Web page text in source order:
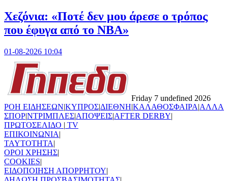
Χεζόνια: «Ποτέ δεν μου άρεσε ο τρόπος
που έφυγα από το NBA»
01-08-2026 10:04
Friday 7 undefined 2026
ΡΟΗ ΕΙΔΗΣΕΩΝ|ΚΥΠΡΟΣ|ΔΙΕΘΝΗ|ΚΑΛΑΘΟΣΦΑΙΡΑ|ΑΛΛΑ
ΣΠΟΡ|ΝΤΡΙΜΠΛΕΣ|ΑΠΟΨΕΙΣ|AFTER DERBY|
ΠΡΩΤΟΣΕΛΙΔΟ | TV
ΕΠΙΚΟΙΝΩΝΙΑ|
TAYTOTHTA|
ΟΡΟΙ ΧΡΗΣΗΣ|
COOKIES|
ΕΙΔΟΠΟΙΗΣΗ ΑΠΟΡΡΗΤΟΥ|